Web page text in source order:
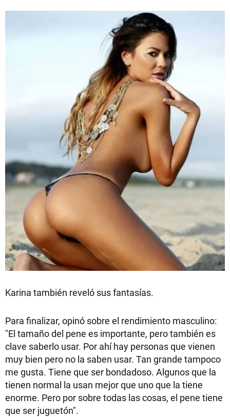
Karina también reveló sus fantasías.
Para finalizar, opinó sobre el rendimiento masculino:
"El tamaño del pene es importante, pero también es
clave saberlo usar. Por ahí hay personas que vienen
muy bien pero no la saben usar. Tan grande tampoco
me gusta. Tiene que ser bondadoso. Algunos que la
tienen normal la usan mejor que uno que la tiene
enorme. Pero por sobre todas las cosas, el pene tiene
que ser juguetón".